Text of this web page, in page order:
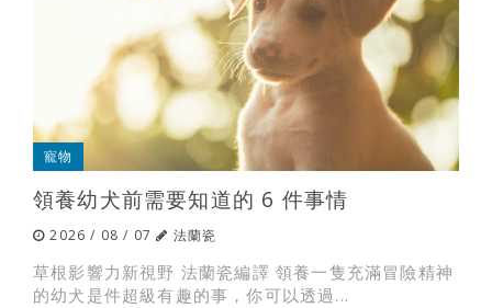
寵物
領養幼犬前需要知道的 6 件事情
2026 / 08 / 07 法蘭瓷
草根影響力新視野 法蘭瓷編譯 領養一隻充滿冒險精神
的幼犬是件超級有趣的事，你可以透過...